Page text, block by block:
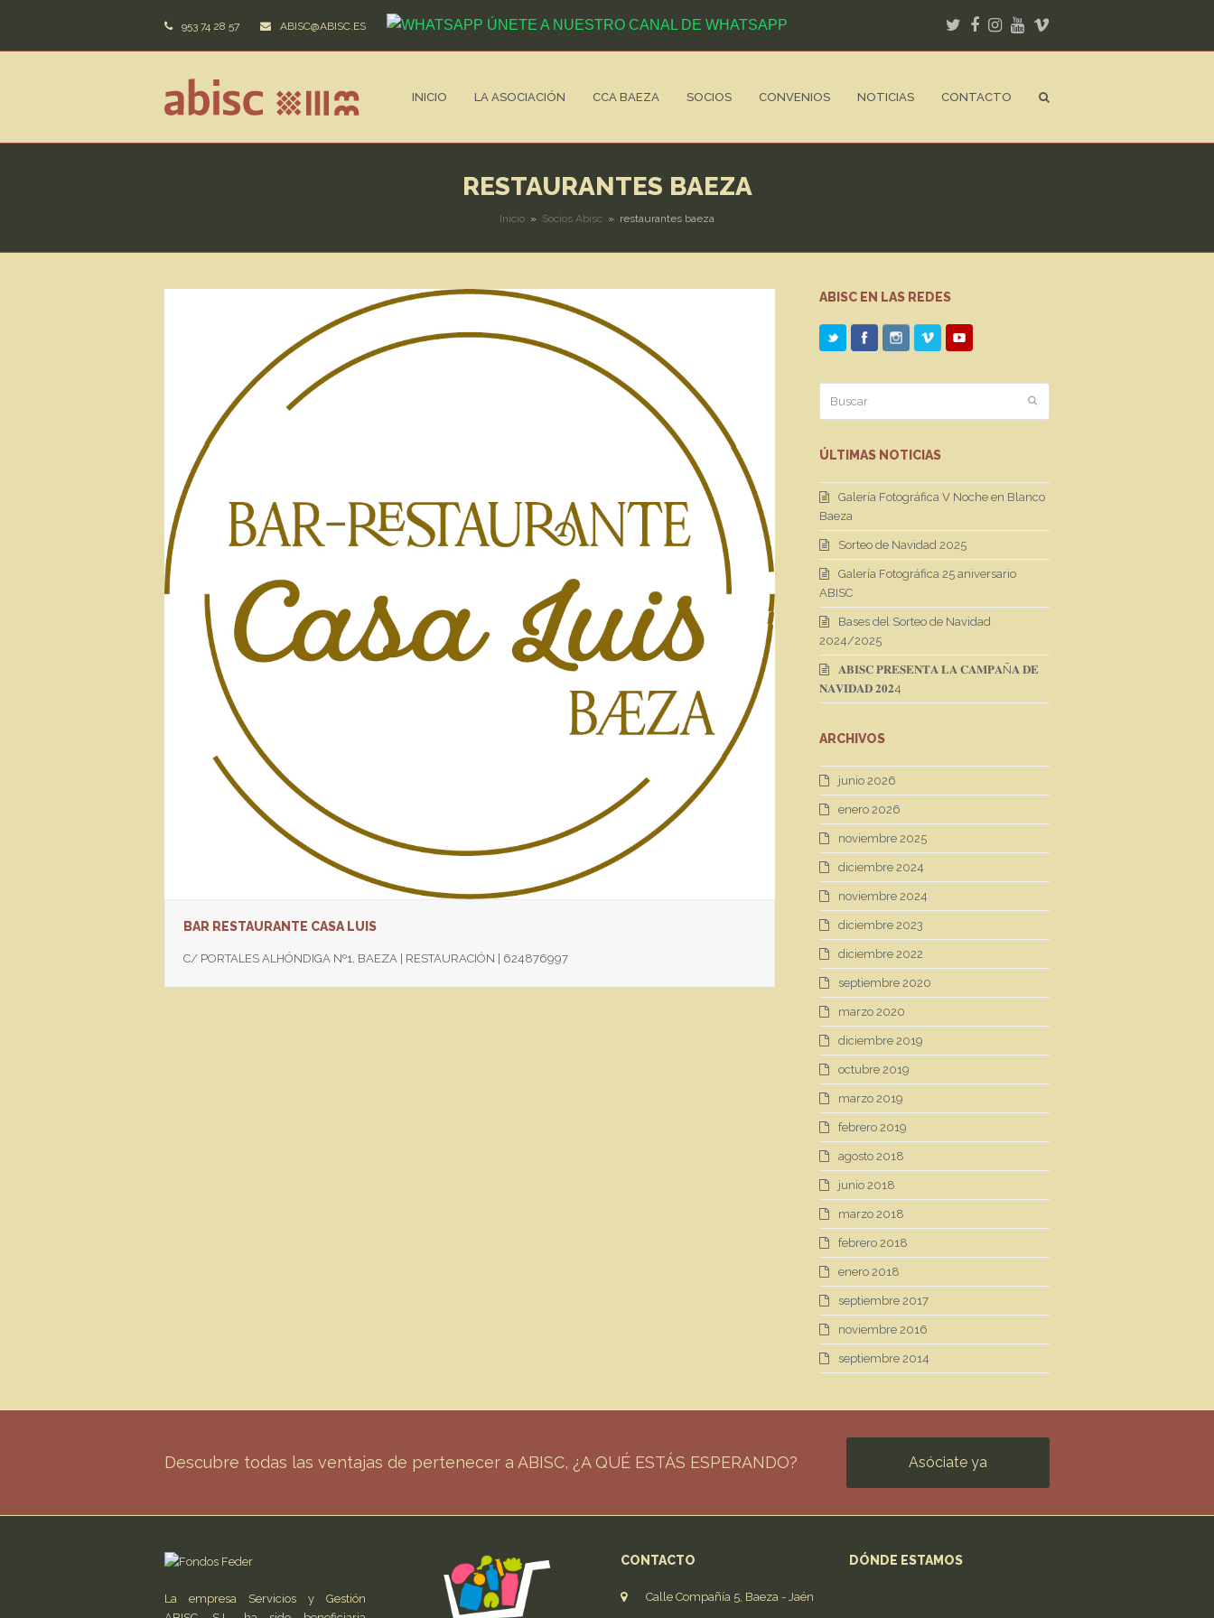
953 74 28 57 ABISC@ABISC.ES ÚNETE A NUESTRO CANAL DE WHATSAPP Twitter
Facebook
Instagram
Youtube
INICIO LA ASOCIACIÓN CCA BAEZA SOCIOS CONVENIOS NOTICIAS CONTACTO
RESTAURANTES BAEZA
Inicio » Socios Abisc » restaurantes baeza
BAR RESTAURANTE CASA LUIS
C/ PORTALES ALHÓNDIGA Nº1, BAEZA | RESTAURACIÓN | 624876997
ABISC EN LAS REDES
ÚLTIMAS NOTICIAS
Galería Fotográfica V Noche en Blanco
Baeza
Sorteo de Navidad 2025
Galería Fotográfica 25 aniversario
ABISC
Bases del Sorteo de Navidad
2024/2025
𝐀𝐁𝐈𝐒𝐂 𝐏𝐑𝐄𝐒𝐄𝐍𝐓𝐀 𝐋𝐀 𝐂𝐀𝐌𝐏𝐀Ñ𝐀 𝐃𝐄
𝐍𝐀𝐕𝐈𝐃𝐀𝐃 𝟐𝟎𝟐4
ARCHIVOS
junio 2026
enero 2026
noviembre 2025
diciembre 2024
noviembre 2024
diciembre 2023
diciembre 2022
septiembre 2020
marzo 2020
diciembre 2019
octubre 2019
marzo 2019
febrero 2019
agosto 2018
junio 2018
marzo 2018
febrero 2018
enero 2018
septiembre 2017
noviembre 2016
septiembre 2014
Descubre todas las ventajas de pertenecer a ABISC, ¿A QUÉ ESTÁS ESPERANDO? Asóciate ya
La empresa Servicios y Gestión
CONTACTO
Calle Compañía 5, Baeza - Jaén
DÓNDE ESTAMOS